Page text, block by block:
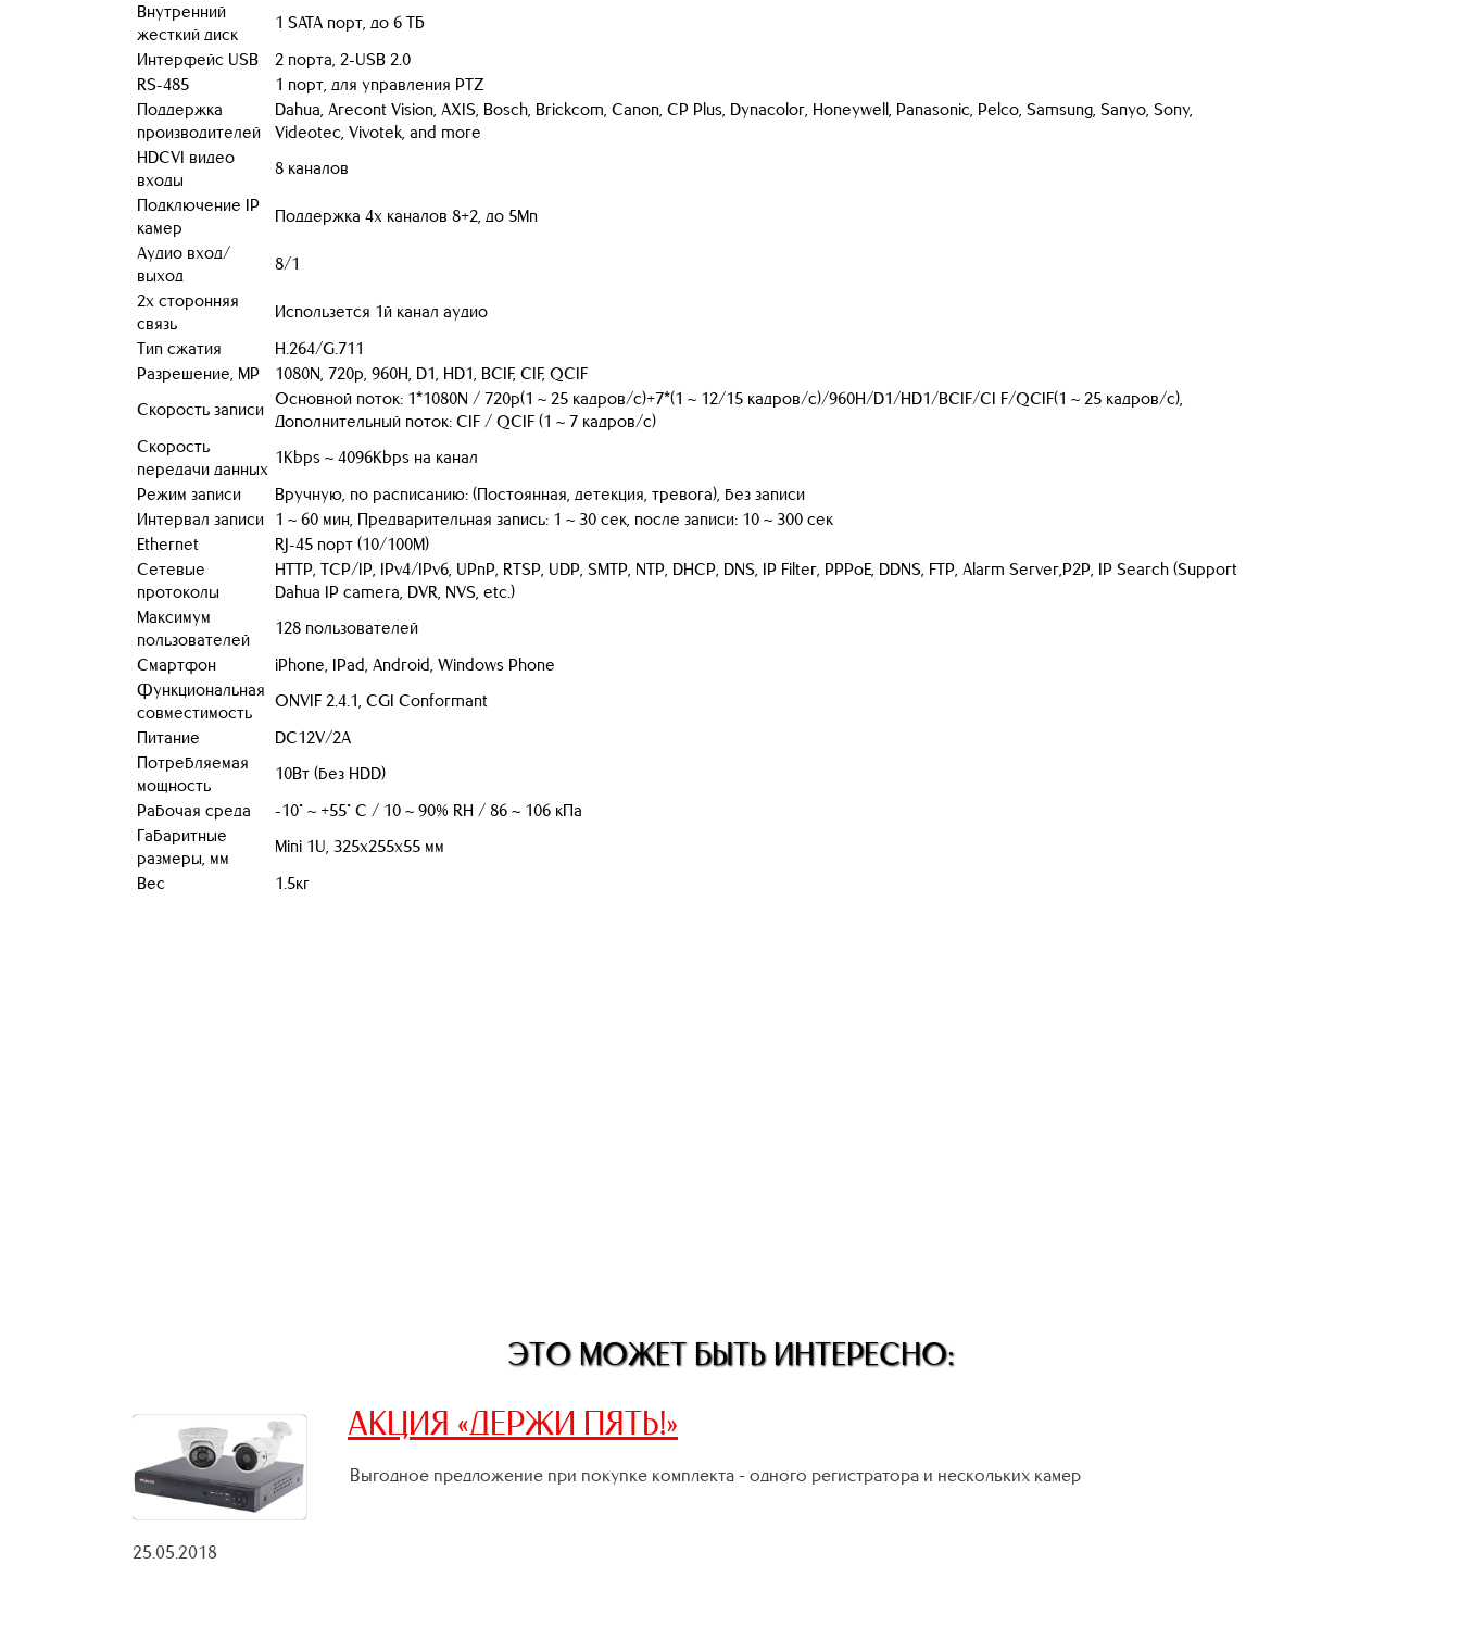
Внутренний
жесткий диск
1 SATA порт, до 6 ТБ
Интерфейс USB
2 порта, 2-USB 2.0
RS-485
1 порт, для управления PTZ
Поддержка
производителей
Dahua, Arecont Vision, AXIS, Bosch, Brickcom, Canon, CP Plus, Dynacolor, Honeywell, Panasonic, Pelco, Samsung, Sanyo, Sony,
Videotec, Vivotek, and more
HDCVI видео
входы
8 каналов
Подключение IP
камер
Поддержка 4х каналов 8+2, до 5Мп
Аудио вход/
выход
8/1
2х сторонняя
связь
Использется 1й канал аудио
Тип сжатия
H.264/G.711
Разрешение, МP
1080N, 720p, 960H, D1, HD1, BCIF, CIF, QCIF
Скорость записи
Основной поток: 1*1080N / 720p(1 ~ 25 кадров/с)+7*(1 ~ 12/15 кадров/с)/960H/D1/HD1/BCIF/CI F/QCIF(1 ~ 25 кадров/с),
Дополнительный поток: CIF / QCIF (1 ~ 7 кадров/с)
Скорость
передачи данных
1Kbps ~ 4096Kbps на канал
Режим записи
Вручную, по расписанию: (Постоянная, детекция, тревога), без записи
Интервал записи 1 ~ 60 мин, Предварительная запись: 1 ~ 30 сек, после записи: 10 ~ 300 сек
Ethernet
RJ-45 порт (10/100M)
Сетевые
протоколы
HTTP, TCP/IP, IPv4/IPv6, UPnP, RTSP, UDP, SMTP, NTP, DHCP, DNS, IP Filter, PPPoE, DDNS, FTP, Alarm Server,P2P, IP Search (Support
Dahua IP camera, DVR, NVS, etc.)
Максимум
пользователей
128 пользователей
Смартфон
iPhone, IPad, Android, Windows Phone
Функциональная
совместимость
ONVIF 2.4.1, CGI Conformant
Питание
DC12V/2A
Потребляемая
мощность
10Вт (без HDD)
Рабочая среда
-10° ~ +55° C / 10 ~ 90% RH / 86 ~ 106 кПа
Габаритные
размеры, мм
Mini 1U, 325х255х55 мм
Вес
1.5кг
ЭТО МОЖЕТ БЫТЬ ИНТЕРЕСНО:
25.05.2018
АКЦИЯ «ДЕРЖИ ПЯТЬ!»
Выгодное предложение при покупке комплекта - одного регистратора и нескольких камер